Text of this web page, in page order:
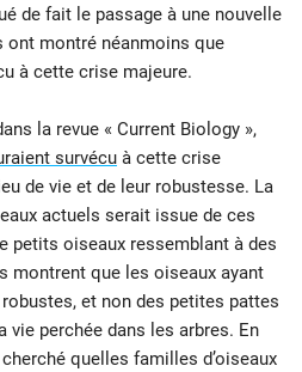
de fait le passage à une nouvelle
ont montré néanmoins que
à cette crise majeure.
la revue « Current Biology »,
survécu à cette crise
de vie et de leur robustesse. La
actuels serait issue de ces
petits oiseaux ressemblant à des
montrent que les oiseaux ayant
et non des petites pattes
vie perchée dans les arbres. En
quelles familles d’oiseaux